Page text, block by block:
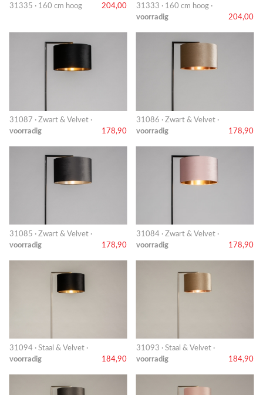
31335 · 160 cm hoog 204,00
31333 · 160 cm hoog ·
voorradig
204,00
31087 · Zwart & Velvet ·
voorradig
178,90
31086 · Zwart & Velvet ·
voorradig
178,90
31085 · Zwart & Velvet ·
voorradig
178,90
31084 · Zwart & Velvet ·
voorradig
178,90
31094 · Staal & Velvet ·
voorradig
184,90
31093 · Staal & Velvet ·
voorradig
184,90